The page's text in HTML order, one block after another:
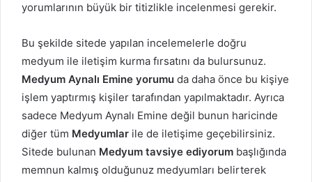
yorumlarının büyük bir titizlikle incelenmesi gerekir.
Bu şekilde sitede yapılan incelemelerle doğru
medyum ile iletişim kurma fırsatını da bulursunuz.
Medyum Aynalı Emine yorumu da daha önce bu kişiye
işlem yaptırmış kişiler tarafından yapılmaktadır. Ayrıca
sadece Medyum Aynalı Emine değil bunun haricinde
diğer tüm Medyumlar ile de iletişime geçebilirsiniz.
Sitede bulunan Medyum tavsiye ediyorum başlığında
memnun kalmış olduğunuz medyumları belirterek